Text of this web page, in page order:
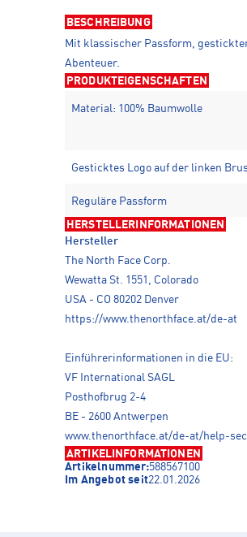
BESCHREIBUNG
Mit klassischer Passform,
Abenteuer.
PRODUKTEIGENSCHAFTEN
Material: 100% Baumwolle
Gesticktes Logo auf der linken
Reguläre Passform
HERSTELLERINFORMATIONEN
Hersteller
The North Face Corp.
Wewatta St. 1551, Colorado
USA - CO 80202 Denver
https://www.thenorthface.at/de-at
Einführerinformationen in die EU:
VF International SAGL
Posthofbrug 2-4
BE - 2600 Antwerpen
www.thenorthface.at/de-at/help-
ARTIKELINFORMATIONEN
Artikelnummer:588567100
Im Angebot seit22.01.2026